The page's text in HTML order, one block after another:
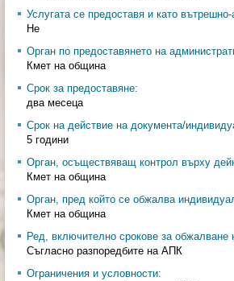
Услугата се предоставя и като
Не
Орган по предоставянето на
Кмет на община
Срок за предоставяне:
два месеца
Срок на действие на документа/
5 години
Орган, осъществяващ контрол върху
Кмет на община
Орган, пред който се обжалва
Кмет на община
Ред, включително срокове за обжалване
Съгласно разпоредбите на АПК
Ограничения и условности: